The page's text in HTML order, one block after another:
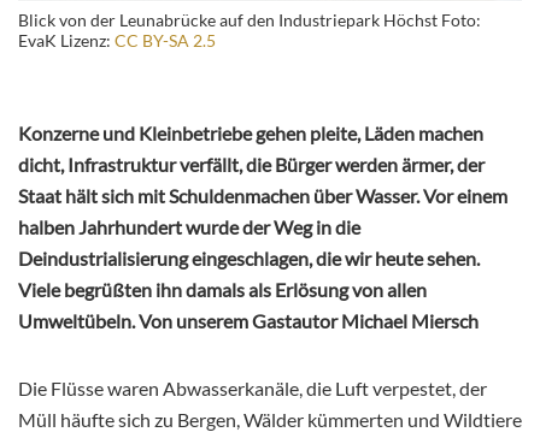
Blick von der Leunabrücke auf den Industriepark Höchst Foto:
EvaK Lizenz: CC BY-SA 2.5
Konzerne und Kleinbetriebe gehen pleite, Läden machen
dicht, Infrastruktur verfällt, die Bürger werden ärmer, der
Staat hält sich mit Schuldenmachen über Wasser. Vor einem
halben Jahrhundert wurde der Weg in die
Deindustrialisierung eingeschlagen, die wir heute sehen.
Viele begrüßten ihn damals als Erlösung von allen
Umweltübeln. Von unserem Gastautor Michael Miersch
Die Flüsse waren Abwasserkanäle, die Luft verpestet, der
Müll häufte sich zu Bergen, Wälder kümmerten und Wildtiere